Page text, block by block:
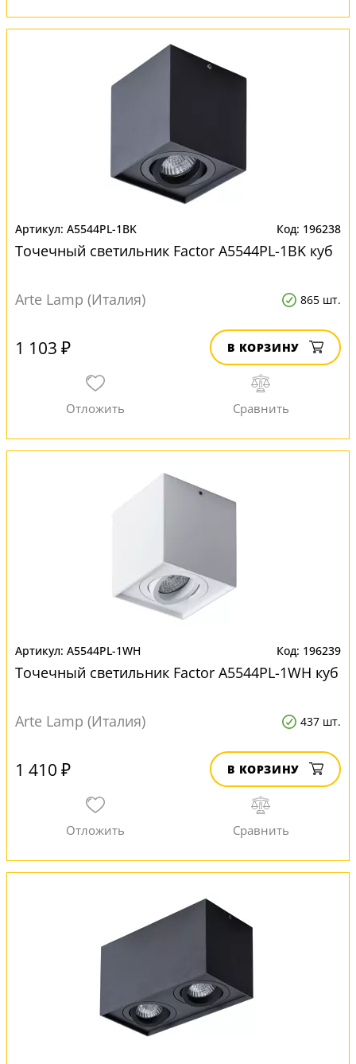
A5544PL-1BK 196238
Точечный светильник Factor A5544PL-1BK куб
Arte Lamp (Италия) 865 шт.
1 103 ₽ В КОРЗИНУ
A5544PL-1WH 196239
Точечный светильник Factor A5544PL-1WH куб
Arte Lamp (Италия) 437 шт.
1 410 ₽ В КОРЗИНУ